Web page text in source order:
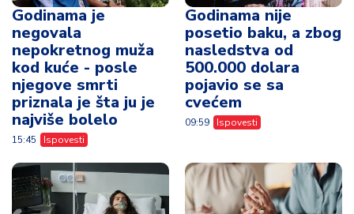
Godinama je
negovala
nepokretnog muža
kod kuće - posle
njegove smrti
priznala je šta ju je
najviše bolelo
15:45 Ispovesti
Godinama nije
posetio baku, a zbog
nasledstva od
500.000 dolara
pojavio se sa
cvećem
09:59 Ispovesti